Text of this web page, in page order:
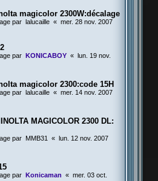
magicolor 2300W:décalage
par lalucaille « mer. 28 nov. 2007
par KONICABOY «
lun. 19 nov.
magicolor 2300:code 15H
par lalucaille « mer. 14 nov. 2007
MAGICOLOR 2300 DL:
par MMB31 «
lun. 12 nov. 2007
par Konicaman « mer. 03 oct.